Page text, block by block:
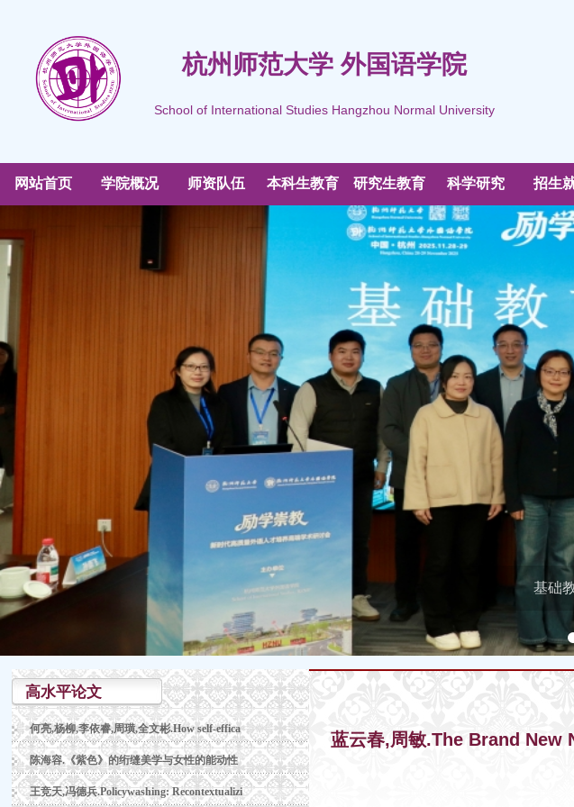
杭州师范大学 外国语学院
School of International Studies Hangzhou Normal University
网站首页 学院概况 师资队伍 本科生教育 研究生教育 科学研究 招生
基础
高水平论文
何亮,杨柳,李依睿,周璜,全文彬.How self-effica
陈海容.《紫色》的绗缝美学与女性的能动性
王竞天,冯德兵.Policywashing: Recontextualizi
蓝云春,周敏.The Brand